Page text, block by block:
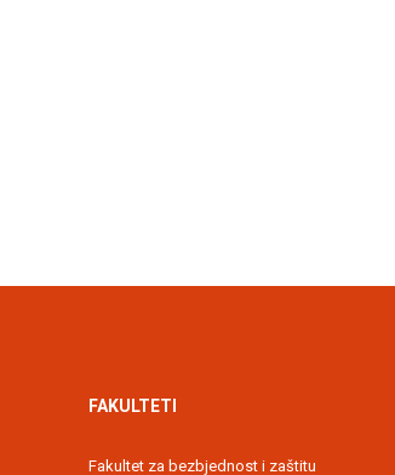
FAKULTETI
Fakultet za bezbjednost i zaštitu